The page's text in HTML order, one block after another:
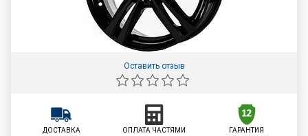
Оставить отзыв
ДОСТАВКА
ОПЛАТА ЧАСТЯМИ
ГАРАНТИЯ